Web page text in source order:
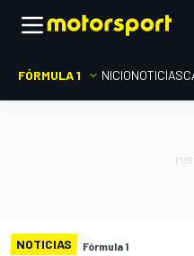
FÓRMULA 1 INICIONOTICIAS
NOTICIAS Fórmula 1